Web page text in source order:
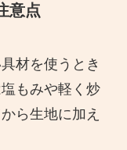
意点
材を使うとき
もみや軽く炒
ら生地に加え